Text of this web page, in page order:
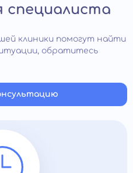
специалиста
клиники помогут найти
обратитесь